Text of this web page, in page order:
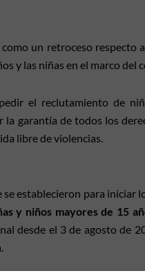
un retroceso respecto
y las niñas en el marco del
el reclutamiento de
garantía de todos los
libre de violencias.
establecieron para iniciar
y niños mayores de 15
desde el 3 de agosto de